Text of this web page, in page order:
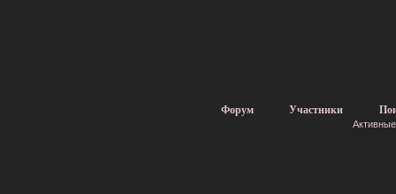
Форум Участники